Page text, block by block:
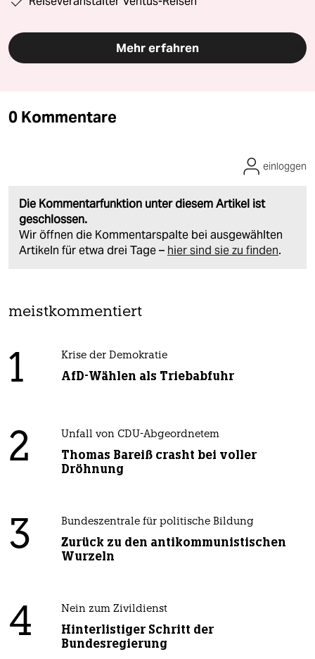
Mehr erfahren
0 Kommentare
Die Kommentarfunktion unter diesem Artikel ist
geschlossen.
Wir öffnen die Kommentarspalte bei ausgewählten
Artikeln für etwa drei Tage – hier sind sie zu finden.
einloggen
meistkommentiert
1 Krise der Demokratie
AfD-Wählen als Triebabfuhr
2 Unfall von CDU-Abgeordnetem
Thomas Bareiß crasht bei voller
Dröhnung
3 Bundeszentrale für politische Bildung
Zurück zu den antikommunistischen
Wurzeln
4 Nein zum Zivildienst
Hinterlistiger Schritt der
Bundesregierung